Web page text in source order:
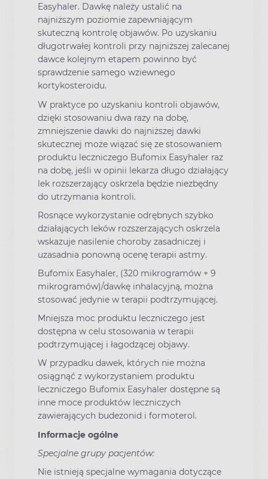
Easyhaler. Dawkę należy ustalić na
najniższym poziomie zapewniającym
skuteczną kontrolę objawów. Po uzyskaniu
długotrwałej kontroli przy najniższej zalecanej
dawce kolejnym etapem powinno być
sprawdzenie samego wziewnego
kortykosteroidu.
W praktyce po uzyskaniu kontroli objawów,
dzięki stosowaniu dwa razy na dobę,
zmniejszenie dawki do najniższej dawki
skutecznej może wiązać się ze stosowaniem
produktu leczniczego Bufomix Easyhaler raz
na dobę, jeśli w opinii lekarza długo działający
lek rozszerzający oskrzela będzie niezbędny
do utrzymania kontroli.
Rosnące wykorzystanie odrębnych szybko
działających leków rozszerzających oskrzela
wskazuje nasilenie choroby zasadniczej i
uzasadnia ponowną ocenę terapii astmy.
Bufomix Easyhaler, (320 mikrogramów + 9
mikrogramów)/dawkę inhalacyjną, można
stosować jedynie w terapii podtrzymującej.
Mniejsza moc produktu leczniczego jest
dostępna w celu stosowania w terapii
podtrzymującej i łagodzącej objawy.
W przypadku dawek, których nie można
osiągnąć z wykorzystaniem produktu
leczniczego Bufomix Easyhaler dostępne są
inne moce produktów leczniczych
zawierających budezonid i formoterol.
Informacje ogólne
Specjalne grupy pacjentów:
Nie istnieją specjalne wymagania dotyczące